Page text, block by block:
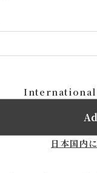
日本国内